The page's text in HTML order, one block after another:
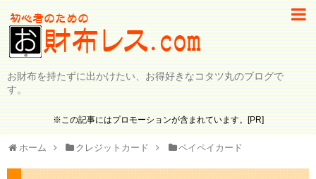
お財布を持たずに出かけたい、お得好きなコタツ丸のブログで
す。
※この記事にはプロモーションが含まれています。[PR]
ホーム クレジットカード ペイペイカード